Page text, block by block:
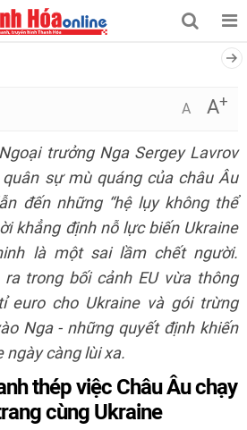
A A+
trưởng Nga Sergey Lavrov
sự mù quáng của châu Âu
đến những “hệ lụy không thể
khẳng định nỗ lực biến Ukraine
là một sai lầm chết người.
trong bối cảnh EU vừa thông
euro cho Ukraine và gói trừng
Nga - những quyết định khiến
ngày càng lùi xa.
thép việc Châu Âu chạy
cùng Ukraine